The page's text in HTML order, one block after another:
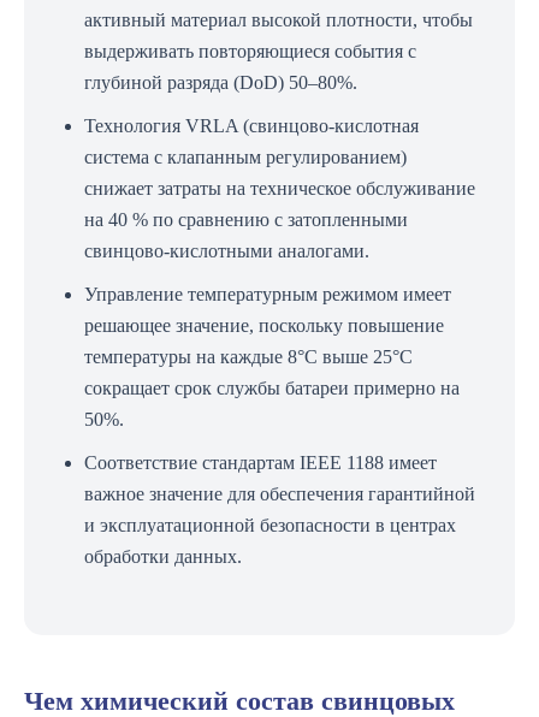
активный материал высокой плотности, чтобы
выдерживать повторяющиеся события с
глубиной разряда (DoD) 50–80%.
Технология VRLA (свинцово-кислотная
система с клапанным регулированием)
снижает затраты на техническое обслуживание
на 40 % по сравнению с затопленными
свинцово-кислотными аналогами.
Управление температурным режимом имеет
решающее значение, поскольку повышение
температуры на каждые 8°C выше 25°C
сокращает срок службы батареи примерно на
50%.
Соответствие стандартам IEEE 1188 имеет
важное значение для обеспечения гарантийной
и эксплуатационной безопасности в центрах
обработки данных.
Чем химический состав свинцовых